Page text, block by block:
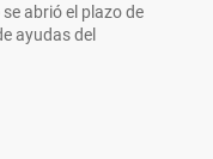
abrió el plazo de
ayudas del